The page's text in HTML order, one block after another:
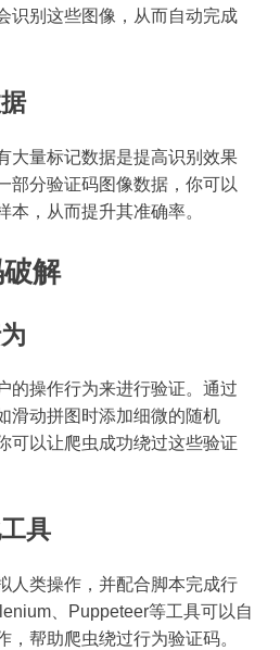
识别这些图像，从而自动完成
大量标记数据是提高识别效果
部分验证码图像数据，你可以
本，从而提升其准确率。
解
的操作行为来进行验证。通过
滑动拼图时添加细微的随机
可以让爬虫成功绕过这些验证
具
人类操作，并配合脚本完成行
、Puppeteer等工具可以自
，帮助爬虫绕过行为验证码。